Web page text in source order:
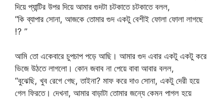
দিয়ে প্যান্টির উপর দিয়ে আমার গুদটা চটকাতে চটকাতে বলল,
“কি ব্যাপার সোনা, আজকে তোমার গুদ একটু বেশীই ফোলা ফোলা লাগছে
!? ”
আমি তো একেবারে চুপচাপ পড়ে আছি। আমার গুদ এবার একটু একটু করে
ভিজে উঠতে লাগলো। কোন জবাব না পেয়ে বাবা আবার বলল,
“বুঝেছি, খুব রেগে গেছ, তাইনা? মাফ করে দাও সোনা, একটু দেরী হয়ে
গেল ফিরতে। দেখনা, আমার বাড়াটা তোমার জন্যে কেমন পাগল হয়ে